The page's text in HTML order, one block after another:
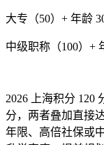
大专（50）+ 年龄
中级职称（100）+
2026 上海积分 120
分，两者叠加直接
年限、高倍社保或